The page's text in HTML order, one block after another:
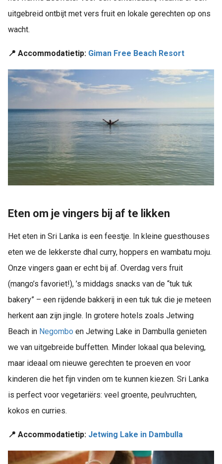
uitgebreid ontbijt met vers fruit en lokale gerechten op ons
wacht.
📍 Accommodatietip: Giman Free Beach Resort
Eten om je vingers bij af te likken
Het eten in Sri Lanka is een feestje. In kleine guesthouses
eten we de lekkerste dhal curry, hoppers en wambatu moju.
Onze vingers gaan er echt bij af. Overdag vers fruit
(mango’s favoriet!), ’s middags snacks van de “tuk tuk
bakery” – een rijdende bakkerij in een tuk tuk die je meteen
herkent aan zijn jingle. In grotere hotels zoals Jetwing
Beach in Negombo en Jetwing Lake in Dambulla genieten
we van uitgebreide buffetten. Minder lokaal qua beleving,
maar ideaal om nieuwe gerechten te proeven en voor
kinderen die het fijn vinden om te kunnen kiezen. Sri Lanka
is perfect voor vegetariërs: veel groente, peulvruchten,
kokos en curries.
📍 Accommodatietip: Jetwing Lake in Dambulla